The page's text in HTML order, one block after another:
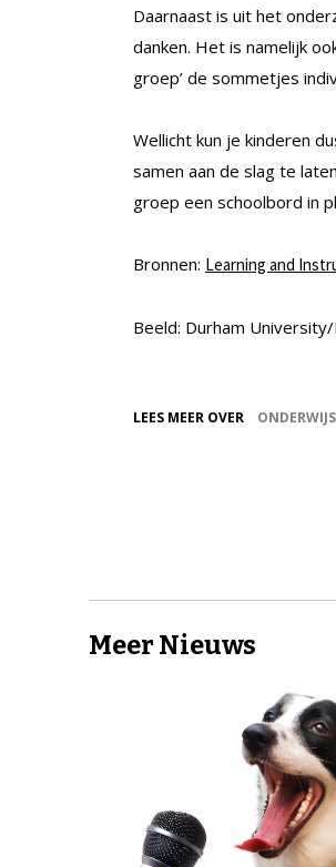
Daarnaast is uit het
danken. Het is namelijk
groep’ de sommetjes
Wellicht kun je kinderen
samen aan de slag te
groep een schoolbord in
Bronnen: Learning and
Beeld: Durham
LEES MEER OVER ONDERWIJS
Meer Nieuws